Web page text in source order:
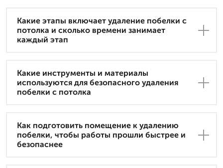
Какие этапы включает удаление побелки с
потолка и сколько времени занимает
каждый этап
Какие инструменты и материалы
используются для безопасного удаления
побелки с потолка
Как подготовить помещение к удалению
побелки, чтобы работы прошли быстрее и
безопаснее